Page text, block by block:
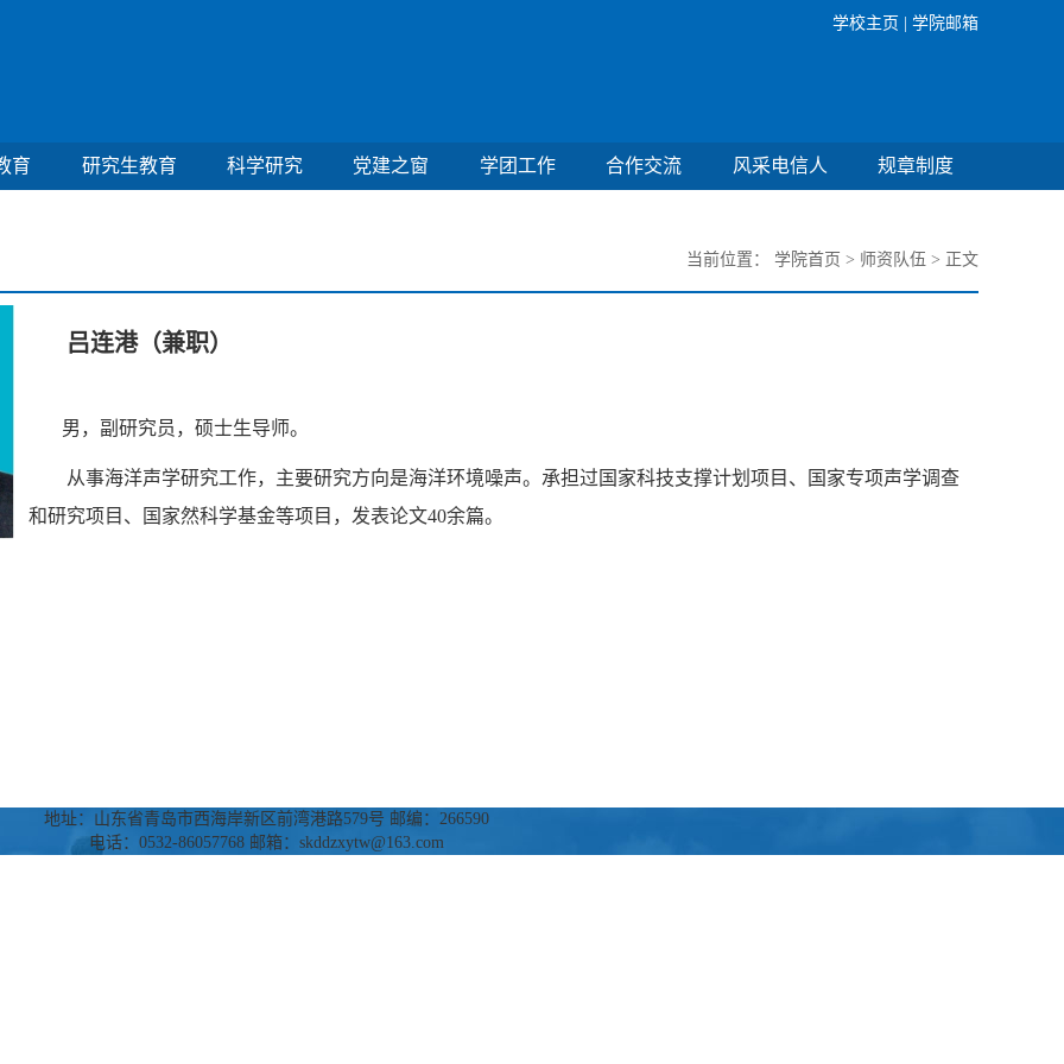
学校主页 | 学院邮箱
育 研究生教育 科学研究 党建之窗 学团工作 合作交流 风采电信人 规章制度
当前位置： 学院首页 > 师资队伍 > 正文
吕连港（兼职）
男，副研究员，硕士生导师。
从事海洋声学研究工作，主要研究方向是海洋环境噪声。承担过国家科技支撑计划项目、国家专项声学调查
和研究项目、国家然科学基金等项目，发表论文40余篇。
地址：山东省青岛市西海岸新区前湾港路579号 邮编：266590
电话：0532-86057768 邮箱：skddzxytw@163.com